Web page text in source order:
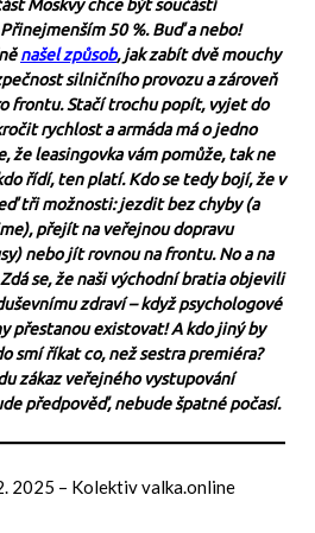
Moskvy chce být součástí
50 %. Buď a nebo!
našel způsob, jak zabít dvě mouchy
silničního provozu a zároveň
frontu. Stačí trochu popít, vyjet do
rychlost a armáda má o jedno
že leasingovka vám pomůže, tak ne
řídí, ten platí. Kdo se tedy bojí, že v
tři možnosti: jezdit bez chyby (a
přejít na veřejnou dopravu
nebo jít rovnou na frontu. No a na
se, že naši východní bratia objevili
zdraví – když psychologové
přestanou existovat! A kdo jiný by
smí říkat co, než sestra premiéra?
zákaz veřejného vystupování
předpověď, nebude špatné počasí.
2025 – Kolektiv valka.online